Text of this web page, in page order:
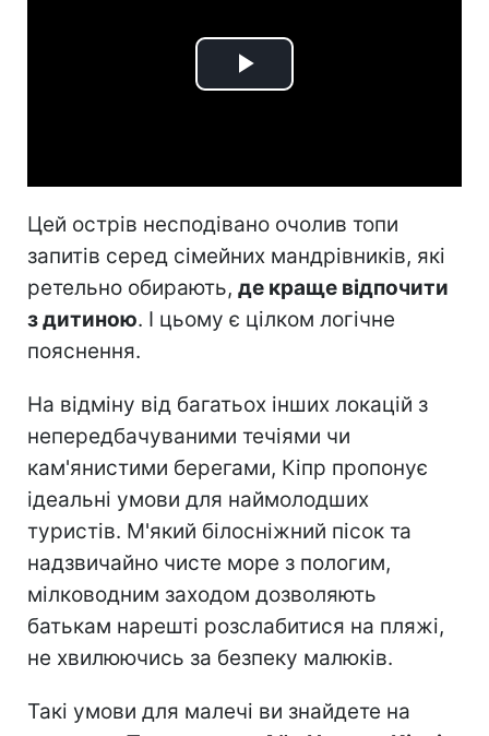
Play
Цей острів несподівано очолив топи
запитів серед сімейних мандрівників, які
ретельно обирають, де краще відпочити
з дитиною. І цьому є цілком логічне
пояснення.
На відміну від багатьох інших локацій з
непередбачуваними течіями чи
кам'янистими берегами, Кіпр пропонує
ідеальні умови для наймолодших
туристів. М'який білосніжний пісок та
надзвичайно чисте море з пологим,
мілководним заходом дозволяють
батькам нарешті розслабитися на пляжі,
не хвилюючись за безпеку малюків.
Такі умови для малечі ви знайдете на